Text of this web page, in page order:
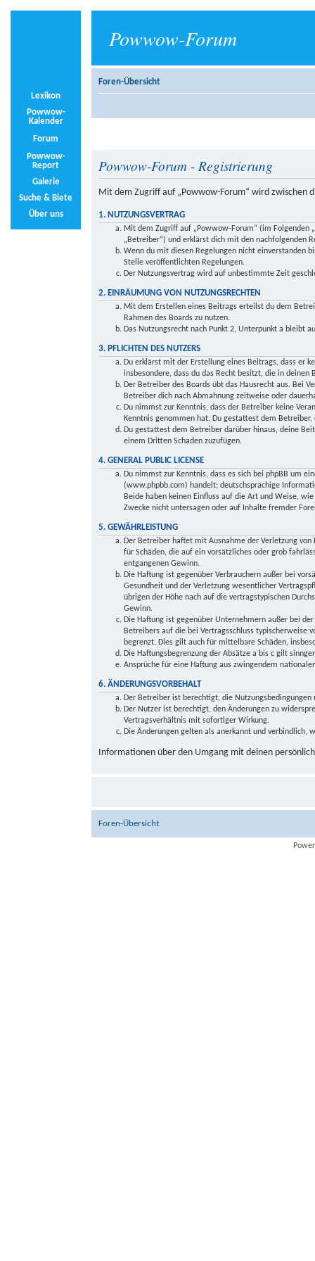
Powwow-Forum
Lexikon
Powwow-
Kalender
Forum
Powwow-
Report
Galerie
Suche & Biete
Über uns
Foren-Übersicht
Powwow-Forum - Registrierung
Mit dem Zugriff auf „Powwow-Forum“ wird zwischen
1. NUTZUNGSVERTRAG
Mit dem Zugriff auf „Powwow-Forum“ (im Folgenden
„Betreiber“) und erklärst dich mit den nachfolgenden
Wenn du mit diesen Regelungen nicht einverstanden
Stelle veröffentlichten Regelungen.
Der Nutzungsvertrag wird auf unbestimmte Zeit
2. EINRÄUMUNG VON NUTZUNGSRECHTEN
Mit dem Erstellen eines Beitrags erteilst du dem
Rahmen des Boards zu nutzen.
Das Nutzungsrecht nach Punkt 2, Unterpunkt a bleibt
3. PFLICHTEN DES NUTZERS
Du erklärst mit der Erstellung eines Beitrags, dass er
insbesondere, dass du das Recht besitzt, die in
Der Betreiber des Boards übt das Hausrecht aus. Bei
Betreiber dich nach Abmahnung zeitweise oder
Du nimmst zur Kenntnis, dass der Betreiber keine
Kenntnis genommen hat. Du gestattest dem
Du gestattest dem Betreiber darüber hinaus, deine
einem Dritten Schaden zuzufügen.
4. GENERAL PUBLIC LICENSE
Du nimmst zur Kenntnis, dass es sich bei phpBB um
(www.phpbb.com) handelt; deutschsprachige
Beide haben keinen Einfluss auf die Art und Weise,
Zwecke nicht untersagen oder auf Inhalte fremder
5. GEWÄHRLEISTUNG
Der Betreiber haftet mit Ausnahme der Verletzung
für Schäden, die auf ein vorsätzliches oder grob
entgangenen Gewinn.
Die Haftung ist gegenüber Verbrauchern außer bei
Gesundheit und der Verletzung wesentlicher
übrigen der Höhe nach auf die vertragstypischen
Gewinn.
Die Haftung ist gegenüber Unternehmern außer bei
Betreibers auf die bei Vertragsschluss typischerweise
begrenzt. Dies gilt auch für mittelbare Schäden,
Die Haftungsbegrenzung der Absätze a bis c gilt
Ansprüche für eine Haftung aus zwingendem
6. ÄNDERUNGSVORBEHALT
Der Betreiber ist berechtigt, die
Der Nutzer ist berechtigt, den Änderungen zu
Vertragsverhältnis mit sofortiger Wirkung.
Die Änderungen gelten als anerkannt und verbindlich,
Informationen über den Umgang mit deinen
Foren-Übersicht